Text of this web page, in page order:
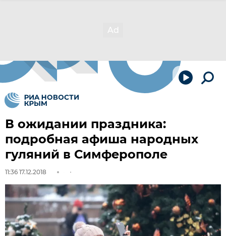
В ожидании праздника:
подробная афиша народных
гуляний в Симферополе
11:36 17.12.2018